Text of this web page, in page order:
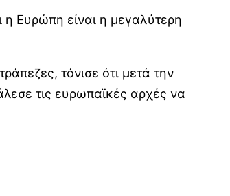
η Ευρώπη είναι η μεγαλύτερη
τόνισε ότι μετά την
τις ευρωπαϊκές αρχές να